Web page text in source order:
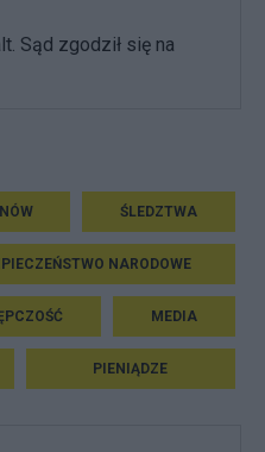
Sąd zgodził się na
ŚLEDZTWA
NARODOWE
MEDIA
PIENIĄDZE